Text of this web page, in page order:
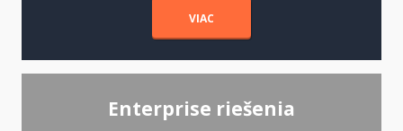
VIAC
Enterprise riešenia